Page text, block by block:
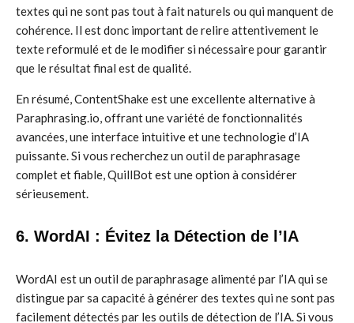
textes qui ne sont pas tout à fait naturels ou qui manquent de
cohérence. Il est donc important de relire attentivement le
texte reformulé et de le modifier si nécessaire pour garantir
que le résultat final est de qualité.
En résumé, ContentShake est une excellente alternative à
Paraphrasing.io, offrant une variété de fonctionnalités
avancées, une interface intuitive et une technologie d’IA
puissante. Si vous recherchez un outil de paraphrasage
complet et fiable, QuillBot est une option à considérer
sérieusement.
6. WordAI : Évitez la Détection de l’IA
WordAI est un outil de paraphrasage alimenté par l’IA qui se
distingue par sa capacité à générer des textes qui ne sont pas
facilement détectés par les outils de détection de l’IA. Si vous